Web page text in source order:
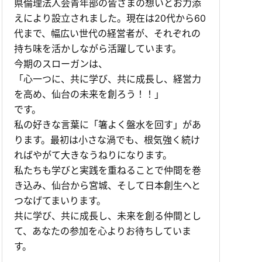
県倫理法人会青年部の皆さまの想いとお力添
えにより設立されました。現在は20代から60
代まで、幅広い世代の経営者が、それぞれの
持ち味を活かしながら活躍しています。
今期のスローガンは、
「心一つに、共に学び、共に成長し、経営力
を高め、仙台の未来を創ろう！！」
です。
私の好きな言葉に「箸よく盤水を回す」があ
ります。最初は小さな渦でも、根気強く続け
ればやがて大きなうねりになります。
私たちも学びと実践を重ねることで仲間を巻
き込み、仙台から宮城、そして日本創生へと
つなげてまいります。
共に学び、共に成長し、未来を創る仲間とし
て、あなたの参加を心よりお待ちしていま
す。